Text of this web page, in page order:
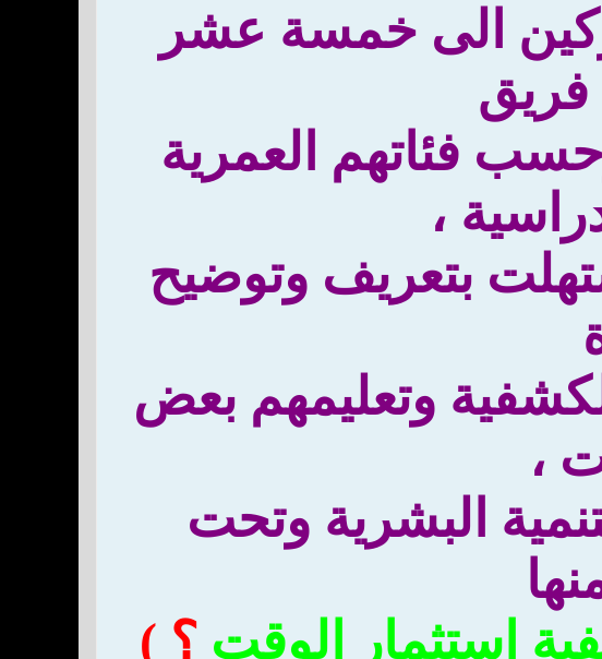
الى خمسة عشر
فريق
فئاتهم العمرية
،
بتعريف وتوضيح
وتعليمهم بعض
،
البشرية وتحت
استثمار الوقت ؟ )